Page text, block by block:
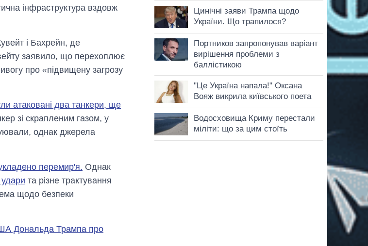
інфраструктура вздовж
і Бахрейн, де
заявило, що перехоплює
про «підвищену загрозу
атаковані два танкери, ще
зі скрапленим газом, у
однак джерела
перемир'я. Однак
удари та різне трактування
щодо безпеки
Дональда Трампа про